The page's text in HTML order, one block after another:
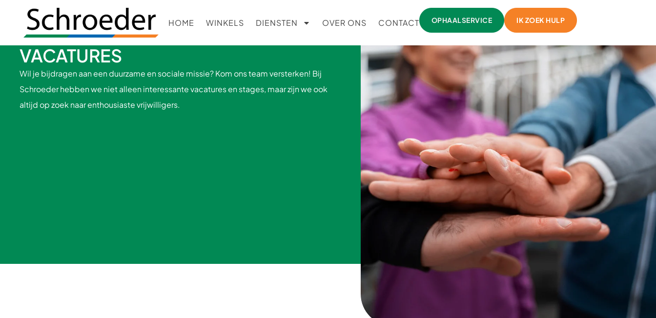
HOME WINKELS DIENSTEN OVER ONS CONTACT OPHAALSERVICE IK ZOEK HULP
VACATURES
Wil je bijdragen aan een duurzame en sociale missie? Kom ons team versterken! Bij
Schroeder hebben we niet alleen interessante vacatures en stages, maar zijn we ook
altijd op zoek naar enthousiaste vrijwilligers.